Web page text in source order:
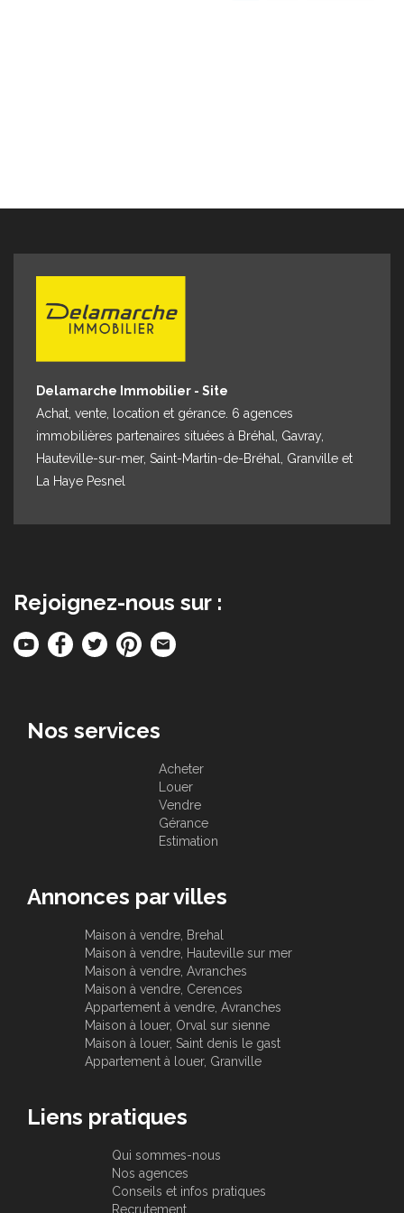
Delamarche Immobilier - Site
Achat, vente, location et gérance. 6 agences
immobilières partenaires situées à Bréhal, Gavray,
Hauteville-sur-mer, Saint-Martin-de-Bréhal, Granville et
La Haye Pesnel
Rejoignez-nous sur :
Nos services
Acheter
Louer
Vendre
Gérance
Estimation
Annonces par villes
Maison à vendre, Brehal
Maison à vendre, Hauteville sur mer
Maison à vendre, Avranches
Maison à vendre, Cerences
Appartement à vendre, Avranches
Maison à louer, Orval sur sienne
Maison à louer, Saint denis le gast
Appartement à louer, Granville
Liens pratiques
Qui sommes-nous
Nos agences
Conseils et infos pratiques
Recrutement